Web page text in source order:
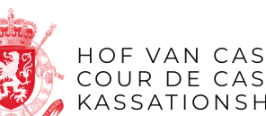
​HOF VAN
COUR DE